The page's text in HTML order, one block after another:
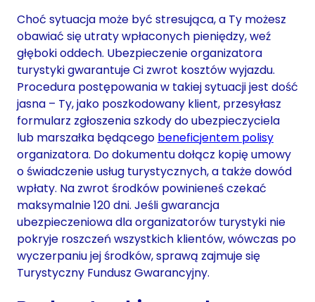
Choć sytuacja może być stresująca, a Ty możesz
obawiać się utraty wpłaconych pieniędzy, weź
głęboki oddech. Ubezpieczenie organizatora
turystyki gwarantuje Ci zwrot kosztów wyjazdu.
Procedura postępowania w takiej sytuacji jest dość
jasna – Ty, jako poszkodowany klient, przesyłasz
formularz zgłoszenia szkody do ubezpieczyciela
lub marszałka będącego beneficjentem polisy
organizatora. Do dokumentu dołącz kopię umowy
o świadczenie usług turystycznych, a także dowód
wpłaty. Na zwrot środków powinieneś czekać
maksymalnie 120 dni. Jeśli gwarancja
ubezpieczeniowa dla organizatorów turystyki nie
pokryje roszczeń wszystkich klientów, wówczas po
wyczerpaniu jej środków, sprawą zajmuje się
Turystyczny Fundusz Gwarancyjny.